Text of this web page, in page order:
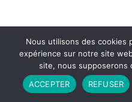
Partenariat Contact
Copyright © 2026 - Propulsé
Nous utilisons des cookies
expérience sur notre site
site, nous supposerons
ACCEPTER
REFUSER